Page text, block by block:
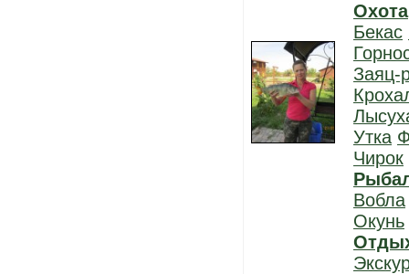
Охота
Бекас
Заяц-
Утка
Чирок
Вобла
Окунь